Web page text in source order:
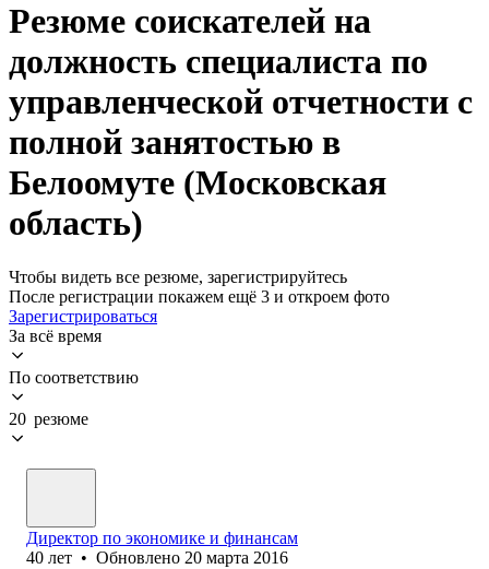
Резюме соискателей на
должность специалиста по
управленческой отчетности с
полной занятостью в
Белоомуте (Московская
область)
Чтобы видеть все резюме, зарегистрируйтесь
После регистрации покажем ещё 3 и откроем фото
Зарегистрироваться
За всё время
По соответствию
20 резюме
Директор по экономике и финансам
40 лет • Обновлено 20 марта 2016